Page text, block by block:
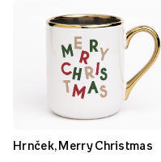
Hrnček, Merry Christmas